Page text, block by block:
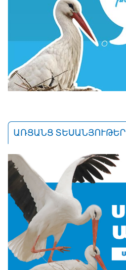
ԱՌՑԱՆՑ ՏԵՍԱՆՅՈՒԹԵՐ